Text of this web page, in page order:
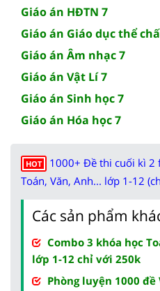
Giáo án HĐTN 7
Giáo án Giáo dục thể
Giáo án Âm nhạc 7
Giáo án Vật Lí 7
Giáo án Sinh học 7
Giáo án Hóa học 7
HOT
1000+ Đề thi cuối kì 2
Toán, Văn, Anh... lớp 1-12
Các sản phẩm
Combo 3 khóa học
lớp 1-12 chỉ với 250k
Phòng luyện 1000